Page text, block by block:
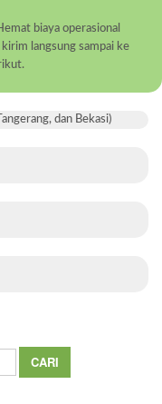
biaya operasional
langsung sampai ke
dan Bekasi)